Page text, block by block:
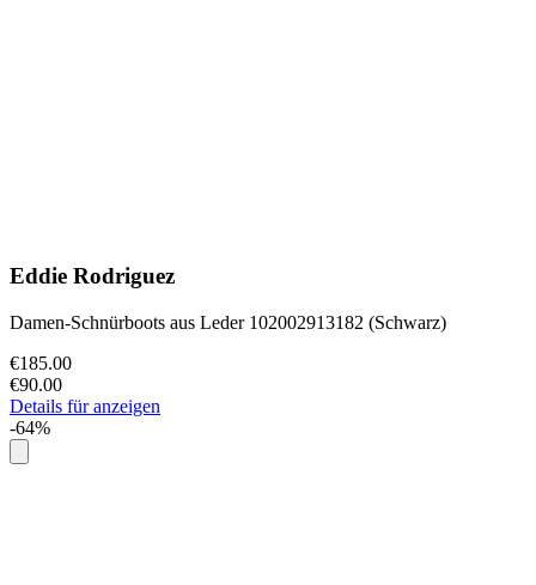
Eddie Rodriguez
Damen-Schnürboots aus Leder 102002913182 (Schwarz)
€185.00
€90.00
Details für anzeigen
-64%